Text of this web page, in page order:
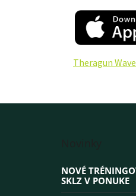
Theragun
NOVÉ
SKLZ V PONUKE